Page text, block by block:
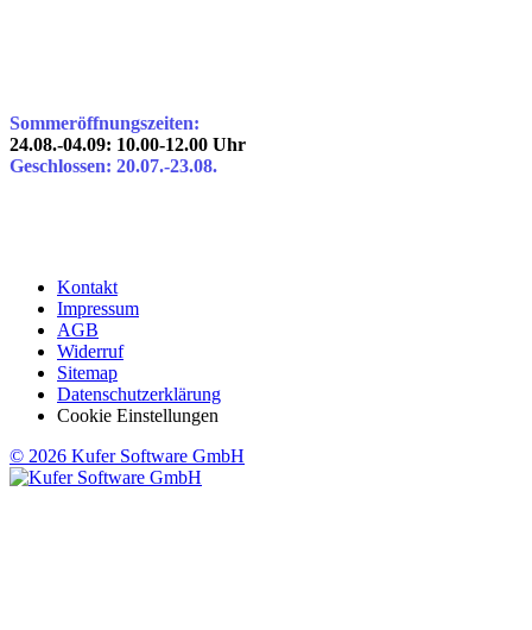
Sommeröffnungszeiten:
24.08.-04.09: 10.00-12.00 Uhr
Geschlossen: 20.07.-23.08.
Kontakt
Impressum
AGB
Widerruf
Sitemap
Datenschutzerklärung
Cookie Einstellungen
© 2026 Kufer Software GmbH